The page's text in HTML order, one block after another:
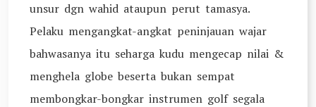
unsur dgn wahid ataupun perut tamasya.
Pelaku mengangkat-angkat peninjauan wajar
bahwasanya itu seharga kudu mengecap nilai &
menghela globe beserta bukan sempat
membongkar-bongkar instrumen golf segala